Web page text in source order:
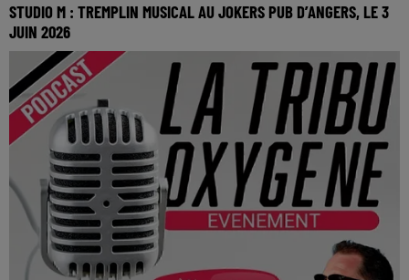
STUDIO M : TREMPLIN MUSICAL AU JOKERS PUB D’ANGERS, LE 3
JUIN 2026
Studio M : Tremplin musical au Jokers Pub d’Angers, le 3
juin 2026